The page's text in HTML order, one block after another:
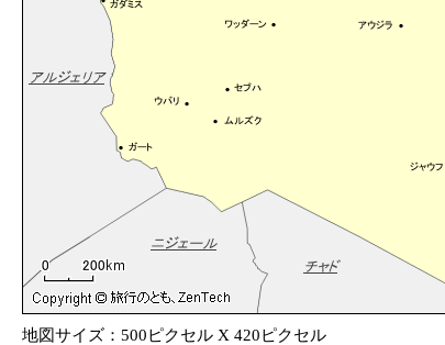
地図サイズ：500ピクセル X 420ピクセル